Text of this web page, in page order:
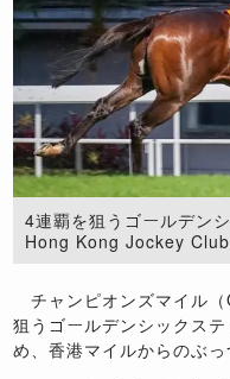
4連覇を狙うゴールデン
Hong Kong Jockey Club
チャンピオンズマイル
狙うゴールデンシックス
め、香港マイルからのぶっ